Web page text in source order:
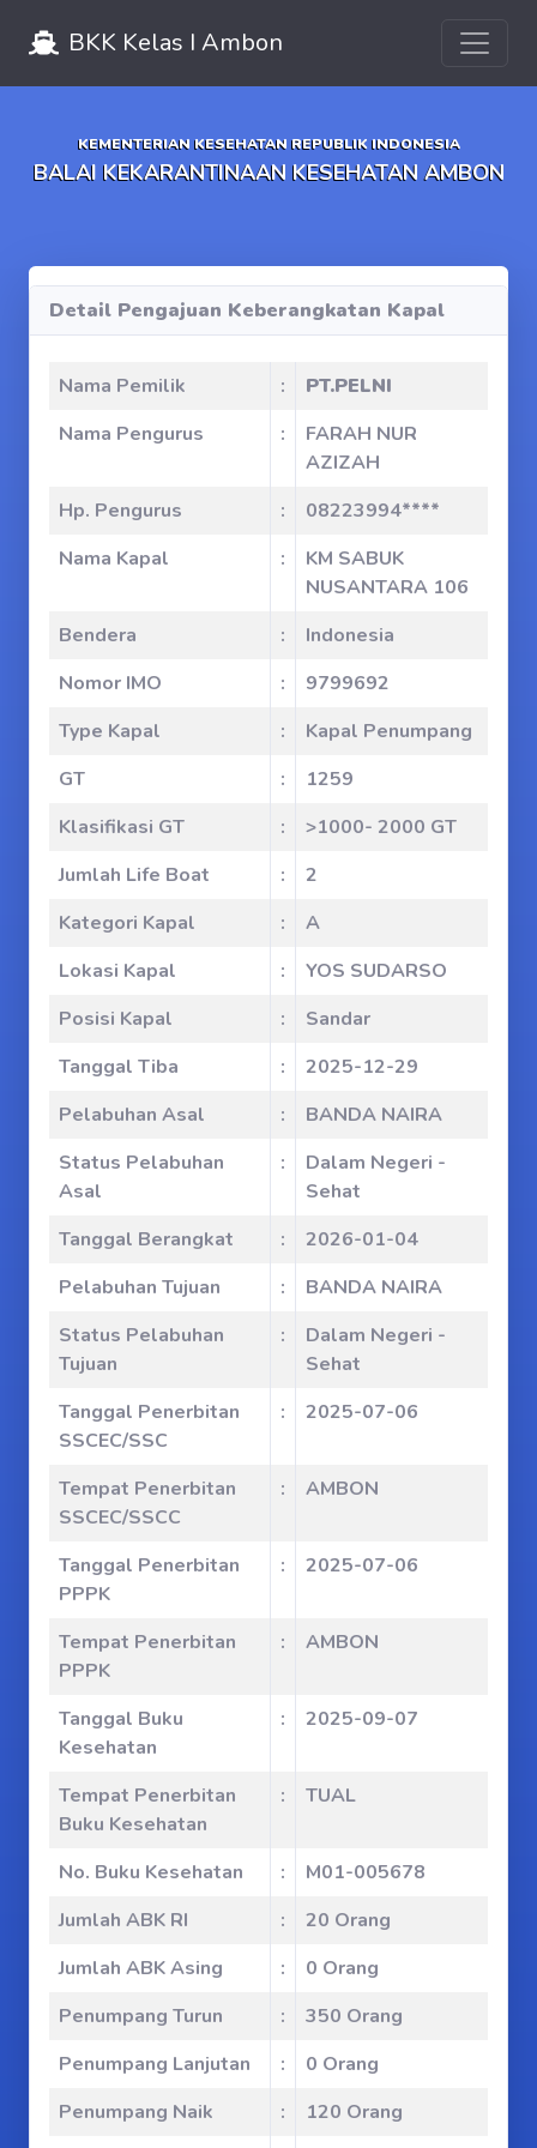
BKK Kelas I Ambon
KEMENTERIAN KESEHATAN REPUBLIK INDONESIA
BALAI KEKARANTINAAN KESEHATAN AMBON
Detail Pengajuan Keberangkatan Kapal
Nama Pemilik :
PT.PELNI
Nama Pengurus
:
FARAH NUR
AZIZAH
Hp. Pengurus
:
08223994****
Nama Kapal
:
KM SABUK
NUSANTARA 106
Bendera
:
Indonesia
Nomor IMO
:
9799692
Type Kapal
:
Kapal Penumpang
GT
:
1259
Klasifikasi GT
:
>1000- 2000 GT
Jumlah Life Boat
:
2
Kategori Kapal
:
A
Lokasi Kapal
:
YOS SUDARSO
Posisi Kapal
:
Sandar
Tanggal Tiba
:
2025-12-29
Pelabuhan Asal
:
BANDA NAIRA
Status Pelabuhan
Asal
:
Dalam Negeri -
Sehat
Tanggal Berangkat
:
2026-01-04
Pelabuhan Tujuan
:
BANDA NAIRA
Status Pelabuhan
Tujuan
:
Dalam Negeri -
Sehat
Tanggal Penerbitan
SSCEC/SSC
: 2025-07-06
Tempat Penerbitan
SSCEC/SSCC
: AMBON
Tanggal Penerbitan
PPPK
: 2025-07-06
Tempat Penerbitan
PPPK
: AMBON
Tanggal Buku
Kesehatan
: 2025-09-07
Tempat Penerbitan
Buku Kesehatan
: TUAL
No. Buku Kesehatan :
M01-005678
Jumlah ABK RI
:
20 Orang
Jumlah ABK Asing
:
0 Orang
Penumpang Turun
:
350 Orang
Penumpang Lanjutan
:
0 Orang
Penumpang Naik
:
120 Orang